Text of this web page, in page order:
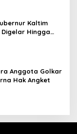
Kaltim
Hingga
Anggota Golkar
Hak Angket